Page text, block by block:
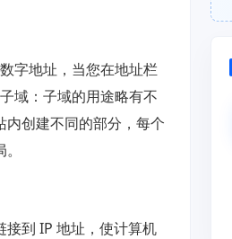
字地址，当您在地址栏
域：子域的用途略有不
创建不同的部分，每个
到 IP 地址，使计算机